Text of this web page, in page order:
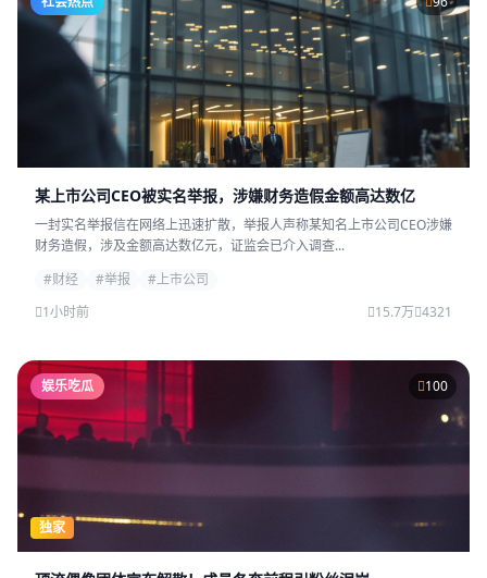
某上市公司CEO被实名举报，涉嫌财务造假金额高达数亿
一封实名举报信在网络上迅速扩散，举报人声称某知名上市公司CEO涉嫌
财务造假，涉及金额高达数亿元，证监会已介入调查...
#财经
#举报
#上市公司
1小时前
15.7万 4321
娱乐吃瓜 100
独家